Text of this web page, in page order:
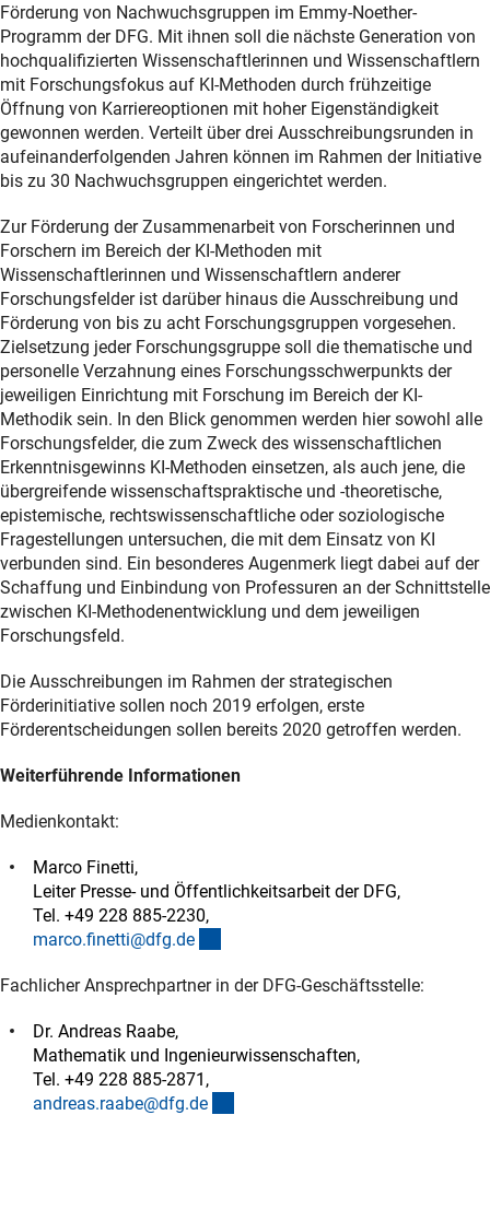
Förderung von Nachwuchsgruppen im Emmy-Noether-
Programm der DFG. Mit ihnen soll die nächste Generation von
hochqualifizierten Wissenschaftlerinnen und Wissenschaftlern
mit Forschungsfokus auf KI-Methoden durch frühzeitige
Öffnung von Karriereoptionen mit hoher Eigenständigkeit
gewonnen werden. Verteilt über drei Ausschreibungsrunden in
aufeinanderfolgenden Jahren können im Rahmen der Initiative
bis zu 30 Nachwuchsgruppen eingerichtet werden.
Zur Förderung der Zusammenarbeit von Forscherinnen und
Forschern im Bereich der KI-Methoden mit
Wissenschaftlerinnen und Wissenschaftlern anderer
Forschungsfelder ist darüber hinaus die Ausschreibung und
Förderung von bis zu acht Forschungsgruppen vorgesehen.
Zielsetzung jeder Forschungsgruppe soll die thematische und
personelle Verzahnung eines Forschungsschwerpunkts der
jeweiligen Einrichtung mit Forschung im Bereich der KI-
Methodik sein. In den Blick genommen werden hier sowohl alle
Forschungsfelder, die zum Zweck des wissenschaftlichen
Erkenntnisgewinns KI-Methoden einsetzen, als auch jene, die
übergreifende wissenschaftspraktische und -theoretische,
epistemische, rechtswissenschaftliche oder soziologische
Fragestellungen untersuchen, die mit dem Einsatz von KI
verbunden sind. Ein besonderes Augenmerk liegt dabei auf der
Schaffung und Einbindung von Professuren an der Schnittstelle
zwischen KI-Methodenentwicklung und dem jeweiligen
Forschungsfeld.
Die Ausschreibungen im Rahmen der strategischen
Förderinitiative sollen noch 2019 erfolgen, erste
Förderentscheidungen sollen bereits 2020 getroffen werden.
Weiterführende Informationen
Medienkontakt:
Marco Finetti,
Leiter Presse- und Öffentlichkeitsarbeit der DFG,
Tel. +49 228 885-2230,
marco.finetti@dfg.de
Fachlicher Ansprechpartner in der DFG-Geschäftsstelle:
Dr. Andreas Raabe,
Mathematik und Ingenieurwissenschaften,
Tel. +49 228 885-2871,
andreas.raabe@dfg.de